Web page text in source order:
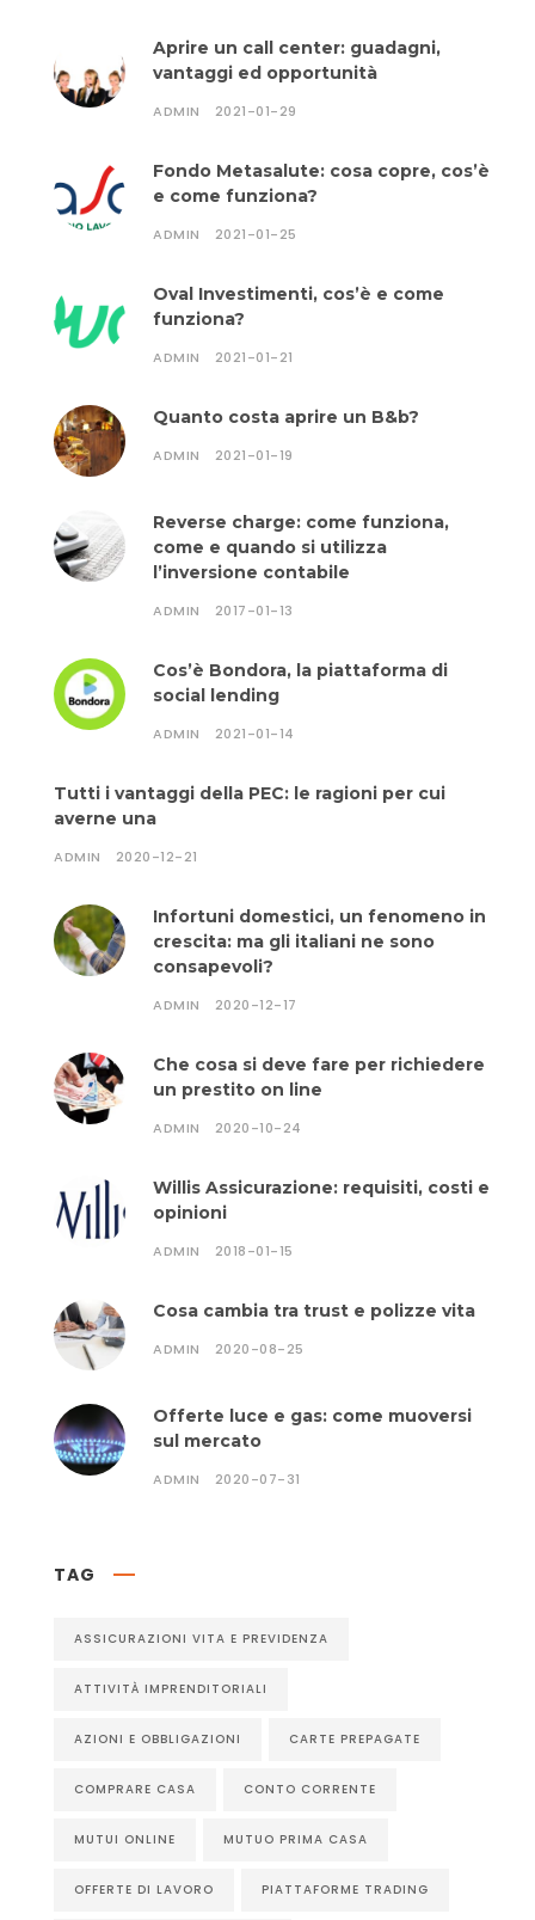
Aprire un call center: guadagni,
vantaggi ed opportunità
ADMIN 2021-01-29
Fondo Metasalute: cosa copre, cos’è
e come funziona?
ADMIN 2021-01-25
Oval Investimenti, cos’è e come
funziona?
ADMIN 2021-01-21
Quanto costa aprire un B&b?
ADMIN 2021-01-19
Reverse charge: come funziona,
come e quando si utilizza
l’inversione contabile
ADMIN 2017-01-13
Cos’è Bondora, la piattaforma di
social lending
ADMIN 2021-01-14
Tutti i vantaggi della PEC: le ragioni per cui
averne una
ADMIN 2020-12-21
Infortuni domestici, un fenomeno in
crescita: ma gli italiani ne sono
consapevoli?
ADMIN 2020-12-17
Che cosa si deve fare per richiedere
un prestito on line
ADMIN 2020-10-24
Willis Assicurazione: requisiti, costi e
opinioni
ADMIN 2018-01-15
Cosa cambia tra trust e polizze vita
ADMIN 2020-08-25
Offerte luce e gas: come muoversi
sul mercato
ADMIN 2020-07-31
TAG
ASSICURAZIONI VITA E PREVIDENZA
ATTIVITÀ IMPRENDITORIALI
AZIONI E OBBLIGAZIONI CARTE PREPAGATE
COMPRARE CASA CONTO CORRENTE
MUTUI ONLINE MUTUO PRIMA CASA
OFFERTE DI LAVORO PIATTAFORME TRADING